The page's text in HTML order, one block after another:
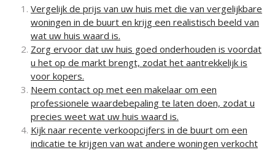
Vergelijk de prijs van uw huis met die van vergelijkbare
woningen in de buurt en krijg een realistisch beeld van
wat uw huis waard is.
Zorg ervoor dat uw huis goed onderhouden is voordat
u het op de markt brengt, zodat het aantrekkelijk is
voor kopers.
Neem contact op met een makelaar om een
professionele waardebepaling te laten doen, zodat u
precies weet wat uw huis waard is.
Kijk naar recente verkoopcijfers in de buurt om een
indicatie te krijgen van wat andere woningen verkocht